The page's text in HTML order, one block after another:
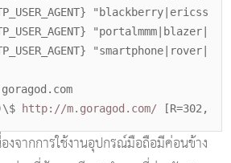
http://m.goragod.com/ [R=302,NC]
งจากการใช้งานอุปกรณ์มือถือมีค่อนข้าง